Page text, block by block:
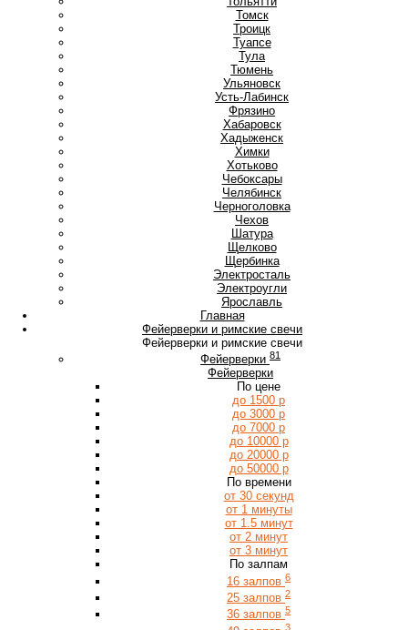
Томск
Троицк
Туапсе
Тула
Тюмень
Ульяновск
Усть-Лабинск
Фрязино
Хабаровск
Хадыженск
Химки
Хотьково
Чебоксары
Челябинск
Черноголовка
Чехов
Шатура
Щелково
Щербинка
Электросталь
Электроугли
Ярославль
Главная
Фейерверки и римские свечи
Фейерверки и римские свечи
Фейерверки 81
Фейерверки
По цене
до 1500 р
до 3000 р
до 7000 р
до 10000 р
до 20000 р
до 50000 р
По времени
от 30 секунд
от 1 минуты
от 1.5 минут
от 2 минут
от 3 минут
По залпам
16 залпов 6
25 залпов 2
36 залпов 5
3